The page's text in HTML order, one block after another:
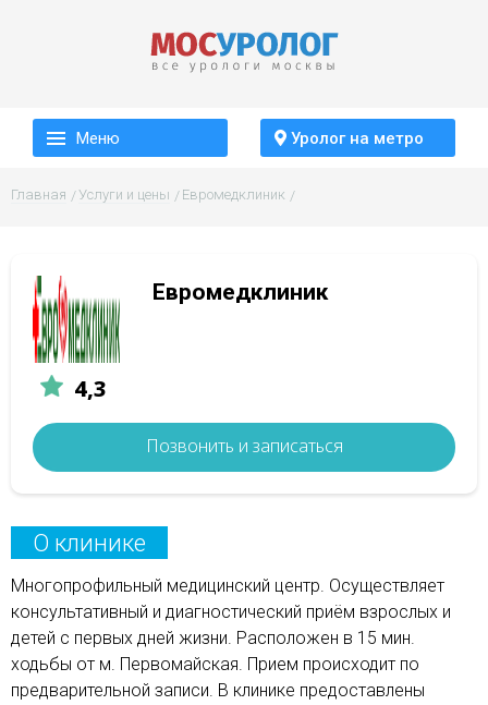
Меню Уролог на метро
Главная Услуги и цены Евромедклиник
4,3
Евромедклиник
Позвонить и записаться
О клинике
Многопрофильный медицинский центр. Осуществляет
консультативный и диагностический приём взрослых и
детей с первых дней жизни. Расположен в 15 мин.
ходьбы от м. Первомайская. Прием происходит по
предварительной записи. В клинике предоставлены